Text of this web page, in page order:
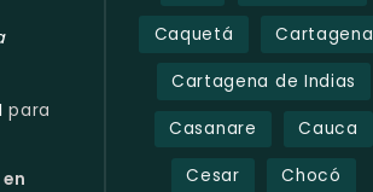
para
Caquetá Cartagena
Cartagena de Indias
Casanare Cauca
Cesar Chocó